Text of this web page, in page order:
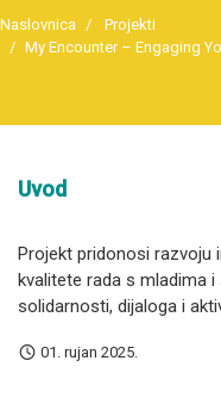
Naslovnica
Projekti
My Encounter – Engaging
Uvod
Projekt pridonosi razvoju
kvalitete rada s mladima
solidarnosti, dijaloga i
01. rujan 2025.